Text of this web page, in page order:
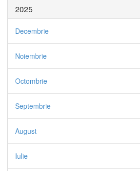
2025
Decembrie
Noiembrie
Octombrie
Septembrie
August
Iulie